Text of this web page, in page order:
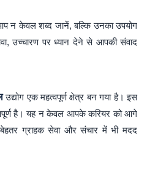
न केवल शब्द जानें, बल्कि उनका उपयोग
उच्चारण पर ध्यान देने से आपकी संवाद
उद्योग एक महत्वपूर्ण क्षेत्र बन गया है। इस
है। यह न केवल आपके करियर को आगे
ग्राहक सेवा और संचार में भी मदद